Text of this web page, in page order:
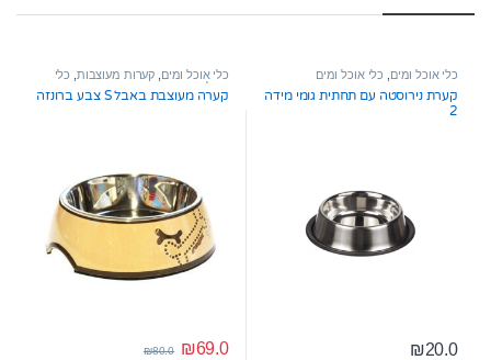
כלי אוכל ומים כלי אוכל ומים
קערת נירוסטה עם תחתית גומי מידה
2
₪20.0
כלי אוכל ומים קערות מעוצבות כלי
אוכל ומים
קערה מעוצבת באבל S צבע ברונזה
₪69.0
₪80.0